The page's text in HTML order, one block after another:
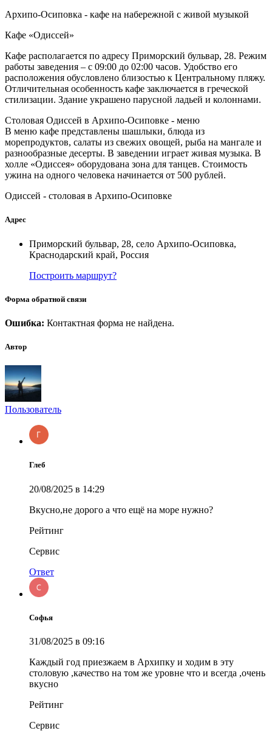
Архипо-Осиповка - кафе на набережной с живой музыкой
Кафе «Одиссей»
Кафе располагается по адресу Приморский бульвар, 28. Режим
работы заведения – с 09:00 до 02:00 часов. Удобство его
расположения обусловлено близостью к Центральному пляжу.
Отличительная особенность кафе заключается в греческой
стилизации. Здание украшено парусной ладьей и колоннами.
Столовая Одиссей в Архипо-Осиповке - меню
В меню кафе представлены шашлыки, блюда из
морепродуктов, салаты из свежих овощей, рыба на мангале и
разнообразные десерты. В заведении играет живая музыка. В
холле «Одиссея» оборудована зона для танцев. Стоимость
ужина на одного человека начинается от 500 рублей.
Одиссей - столовая в Архипо-Осиповке
Адрес
Приморский бульвар, 28, село Архипо-Осиповка,
Краснодарский край, Россия
Построить маршрут?
Форма обратной связи
Ошибка: Контактная форма не найдена.
Автор
Пользователь
Глеб
20/08/2025 в 14:29
Вкусно,не дорого а что ещё на море нужно?
Рейтинг
Сервис
Ответ
Софья
31/08/2025 в 09:16
Каждый год приезжаем в Архипку и ходим в эту
столовую ,качество на том же уровне что и всегда ,очень
вкусно
Рейтинг
Сервис